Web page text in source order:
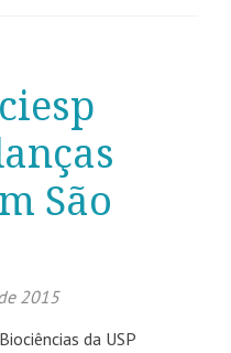
São
2015
da USP